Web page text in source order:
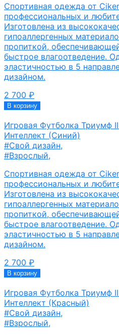
Спортивная одежда от
профессиональных и
Изготовлена из
гипоаллергенных
пропиткой,
быстрое влагоотведение.
эластичностью в 5
дизайном.
2 700 ₽
В корзину
Игровая Футболка Триумф
Интеллект (Синий)
#Свой дизайн,
#Взрослый,
Спортивная одежда от
профессиональных и
Изготовлена из
гипоаллергенных
пропиткой,
быстрое влагоотведение.
эластичностью в 5
дизайном.
2 700 ₽
В корзину
Игровая Футболка Триумф
Интеллект (Красный)
#Свой дизайн,
#Взрослый,